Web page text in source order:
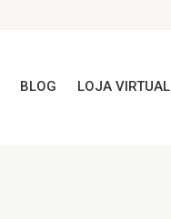
BLOG LOJA VIRTUAL